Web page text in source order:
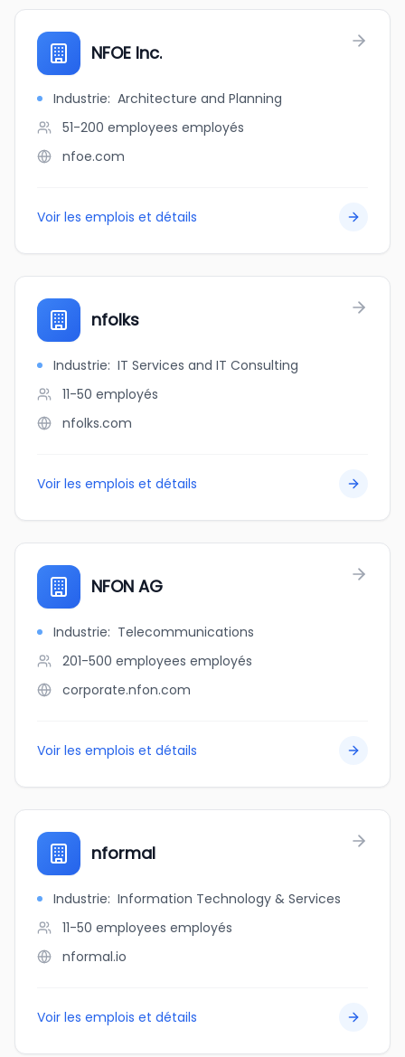
NFOE Inc.
Industrie: Architecture and Planning
51-200 employees employés
nfoe.com
Voir les emplois et détails
nfolks
Industrie: IT Services and IT Consulting
11-50 employés
nfolks.com
Voir les emplois et détails
NFON AG
Industrie: Telecommunications
201-500 employees employés
corporate.nfon.com
Voir les emplois et détails
nformal
Industrie: Information Technology & Services
11-50 employees employés
nformal.io
Voir les emplois et détails